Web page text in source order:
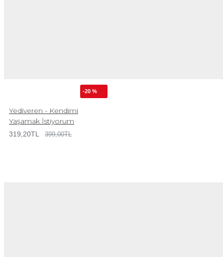
-20 %
Yediveren - Kendimi
Yaşamak İstiyorum
319,20TL 399,00TL